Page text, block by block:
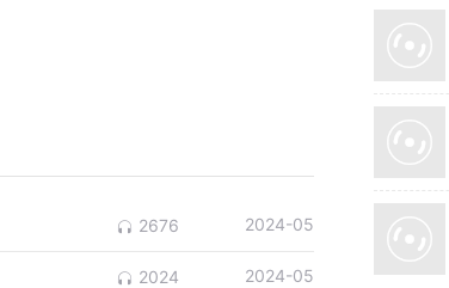
2676 2024-05
2024 2024-05